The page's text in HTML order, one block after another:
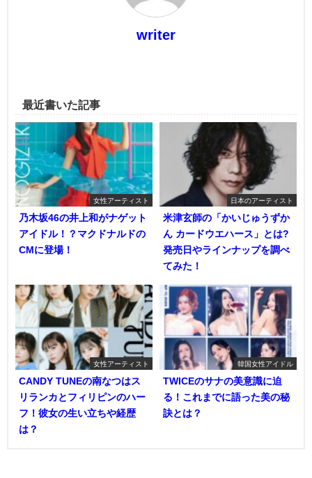
writer
最近書いた記事
女性アーティスト
乃木坂46の井上和がナゲット
アイドル！？マクドナルドの
CMに登場！
日本のアーティスト
米津玄師の「かいじゅうずか
ん カードウエハース」とは?
発売日やラインナップを調べ
てみた！
女性アーティスト
CANDY TUNEの南なつはス
リランカとフィリピンのハー
フ！彼女の生い立ちや経歴
は？
韓国女性アイドル
TWICEのサナの美意識に迫
る！これまでに語った美の秘
訣とは？